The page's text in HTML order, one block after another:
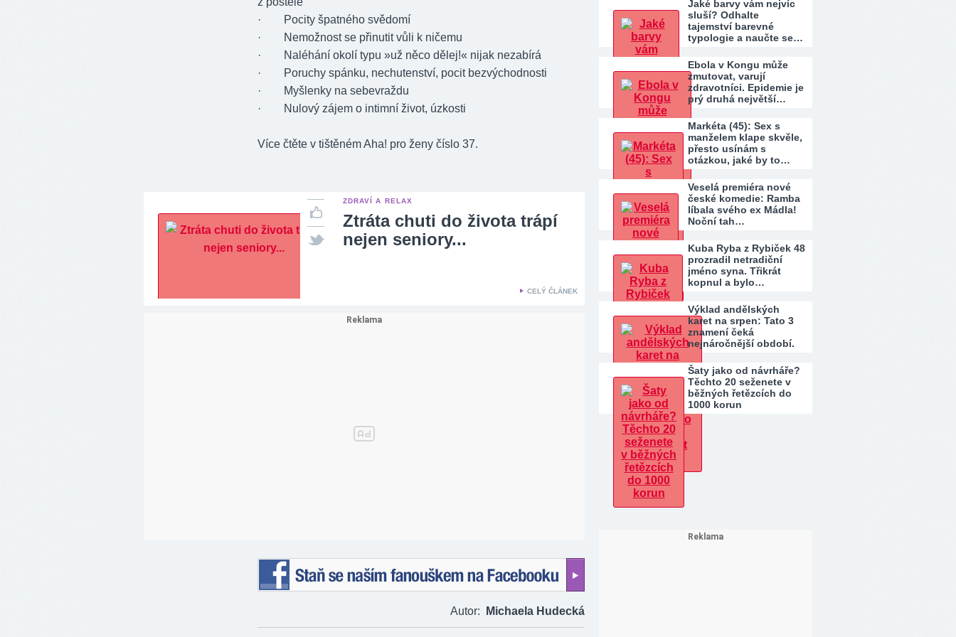
· Pocity špatného svědomí
· Nemožnost se přinutit vůli k ničemu
· Naléhání okolí typu »už něco dělej!« nijak nezabírá
· Poruchy spánku, nechutenství, pocit bezvýchodnosti
· Myšlenky na sebevraždu
· Nulový zájem o intimní život, úzkosti
Více čtěte v tištěném Aha! pro ženy číslo 37.
ZDRAVÍ A RELAX
Ztráta chuti do života trápí
nejen seniory...
CELÝ ČLÁNEK
Autor:
Michaela Hudecká
Jaké barvy vám nejvíc
sluší? Odhalte
tajemství barevné
typologie a naučte se…
Ebola v Kongu může
zmutovat, varují
zdravotníci. Epidemie je
prý druhá největší…
Markéta (45): Sex s
manželem klape skvěle,
přesto usínám s
otázkou, jaké by to…
Veselá premiéra nové
české komedie: Ramba
líbala svého ex Mádla!
Noční tah…
Kuba Ryba z Rybiček 48
prozradil netradiční
jméno syna. Třikrát
kopnul a bylo…
Výklad andělských
karet na srpen: Tato 3
znamení čeká
nejnáročnější období.
Šaty jako od návrháře?
Těchto 20 seženete v
běžných řetězcích do
1000 korun